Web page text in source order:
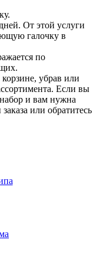
От этой услуги
галочку в
по
убрав или
Если вы
и вам нужна
или обратитесь